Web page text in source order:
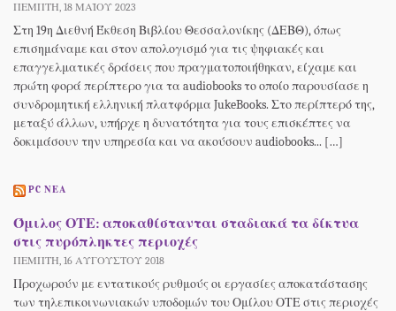
ΠΈΜΠΤΗ, 18 ΜΑΪ́ΟΥ 2023
Στη 19η Διεθνή Έκθεση Βιβλίου Θεσσαλονίκης (ΔΕΒΘ), όπως
επισημάναμε και στον απολογισμό για τις ψηφιακές και
επαγγελματικές δράσεις που πραγματοποιήθηκαν, είχαμε και
πρώτη φορά περίπτερο για τα audiobooks το οποίο παρουσίασε η
συνδρομητική ελληνική πλατφόρμα JukeBooks. Στο περίπτερό της,
μεταξύ άλλων, υπήρχε η δυνατότητα για τους επισκέπτες να
δοκιμάσουν την υπηρεσία και να ακούσουν audiobooks... […]
PC ΝΕΑ
Όμιλος ΟΤΕ: αποκαθίστανται σταδιακά τα δίκτυα
στις πυρόπληκτες περιοχές
ΠΈΜΠΤΗ, 16 ΑΥΓΟΎΣΤΟΥ 2018
Προχωρούν με εντατικούς ρυθμούς οι εργασίες αποκατάστασης
των τηλεπικοινωνιακών υποδομών του Ομίλου ΟΤΕ στις περιοχές